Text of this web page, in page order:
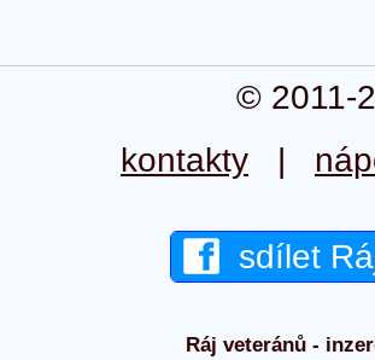
© 2011-
kontakty |
sdílet
Ráj veteránů -